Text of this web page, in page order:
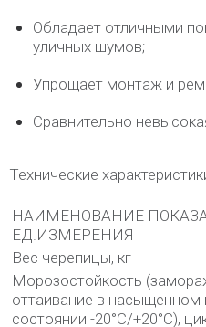
Обладает отличными
уличных шумов;
Упрощает монтаж и
Сравнительно
Технические
НАИМЕНОВАНИЕ
ЕД.ИЗМЕРЕНИЯ
Вес черепицы, кг
Морозостойкость
оттаивание в насыщенном
состоянии -20°С/+20°С),